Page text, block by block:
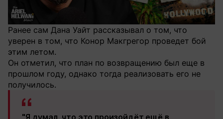
Ранее сам Дана Уайт рассказывал о том, что
уверен в том, что Конор Макгрегор проведет бой
этим летом.
Он отметил, что план по возвращению был еще в
прошлом году, однако тогда реализовать его не
получилось.
"Я думал, что это произойдёт ещё в